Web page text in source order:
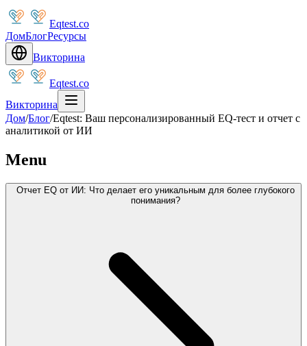
Eqtest.co
ДомБлогРесурсы
Викторина
Eqtest.co
Викторина
Дом/Блог/Eqtest: Ваш персонализированный EQ-тест и отчет с
аналитикой от ИИ
Menu
Отчет EQ от ИИ: Что делает его уникальным для более глубокого
понимания?